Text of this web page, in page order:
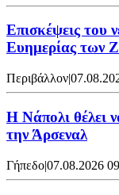
Επισκέψεις του
Ευημερίας των
Περιβάλλον|
Η Νάπολι θέλει
την Άρσεναλ
Γήπεδο|07.08.2026